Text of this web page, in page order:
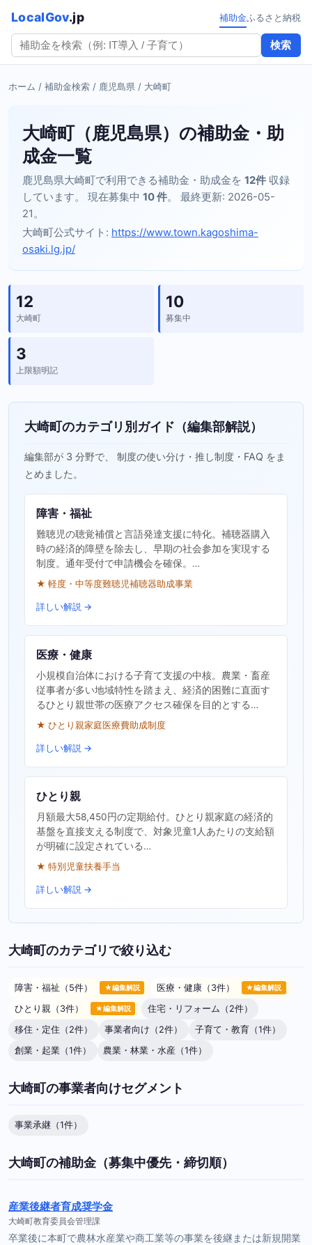
LocalGov.jp
検索
補助金ふるさと納税
ホーム / 補助金検索 / 鹿児島県 / 大崎町
大崎町（鹿児島県）の補助金・助
成金一覧
鹿児島県大崎町で利用できる補助金・助成金を 12件 収録
しています。 現在募集中 10 件。 最終更新: 2026-05-
21。
大崎町公式サイト: https://www.town.kagoshima-
osaki.lg.jp/
12
大崎町
10
募集中
3
上限額明記
大崎町のカテゴリ別ガイド（編集部解説）
編集部が 3 分野で、 制度の使い分け・推し制度・FAQ をま
とめました。
障害・福祉
難聴児の聴覚補償と言語発達支援に特化。補聴器購入
時の経済的障壁を除去し、早期の社会参加を実現する
制度。通年受付で申請機会を確保。…
★ 軽度・中等度難聴児補聴器助成事業
詳しい解説 →
医療・健康
小規模自治体における子育て支援の中核。農業・畜産
従事者が多い地域特性を踏まえ、経済的困難に直面す
るひとり親世帯の医療アクセス確保を目的とする…
★ ひとり親家庭医療費助成制度
詳しい解説 →
ひとり親
月額最大58,450円の定期給付。ひとり親家庭の経済的
基盤を直接支える制度で、対象児童1人あたりの支給額
が明確に設定されている…
★ 特別児童扶養手当
詳しい解説 →
大崎町のカテゴリで絞り込む
障害・福祉（5件） ★編集解説 医療・健康（3件） ★編集解説
ひとり親（3件） ★編集解説
住宅・リフォーム（2件）
移住・定住（2件）
事業者向け（2件）
子育て・教育（1件）
創業・起業（1件）
農業・林業・水産（1件）
大崎町の事業者向けセグメント
事業承継（1件）
大崎町の補助金（募集中優先・締切順）
産業後継者育成奨学金
大崎町教育委員会管理課
卒業後に本町で農林水産業や商工業等の事業を後継または新規開業